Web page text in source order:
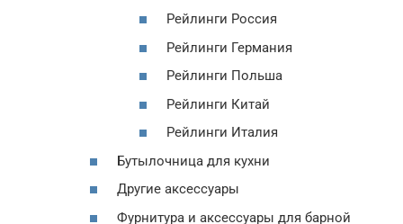
Рейлинги Россия
Рейлинги Германия
Рейлинги Польша
Рейлинги Китай
Рейлинги Италия
Бутылочница для кухни
Другие аксессуары
Фурнитура и аксессуары для барной